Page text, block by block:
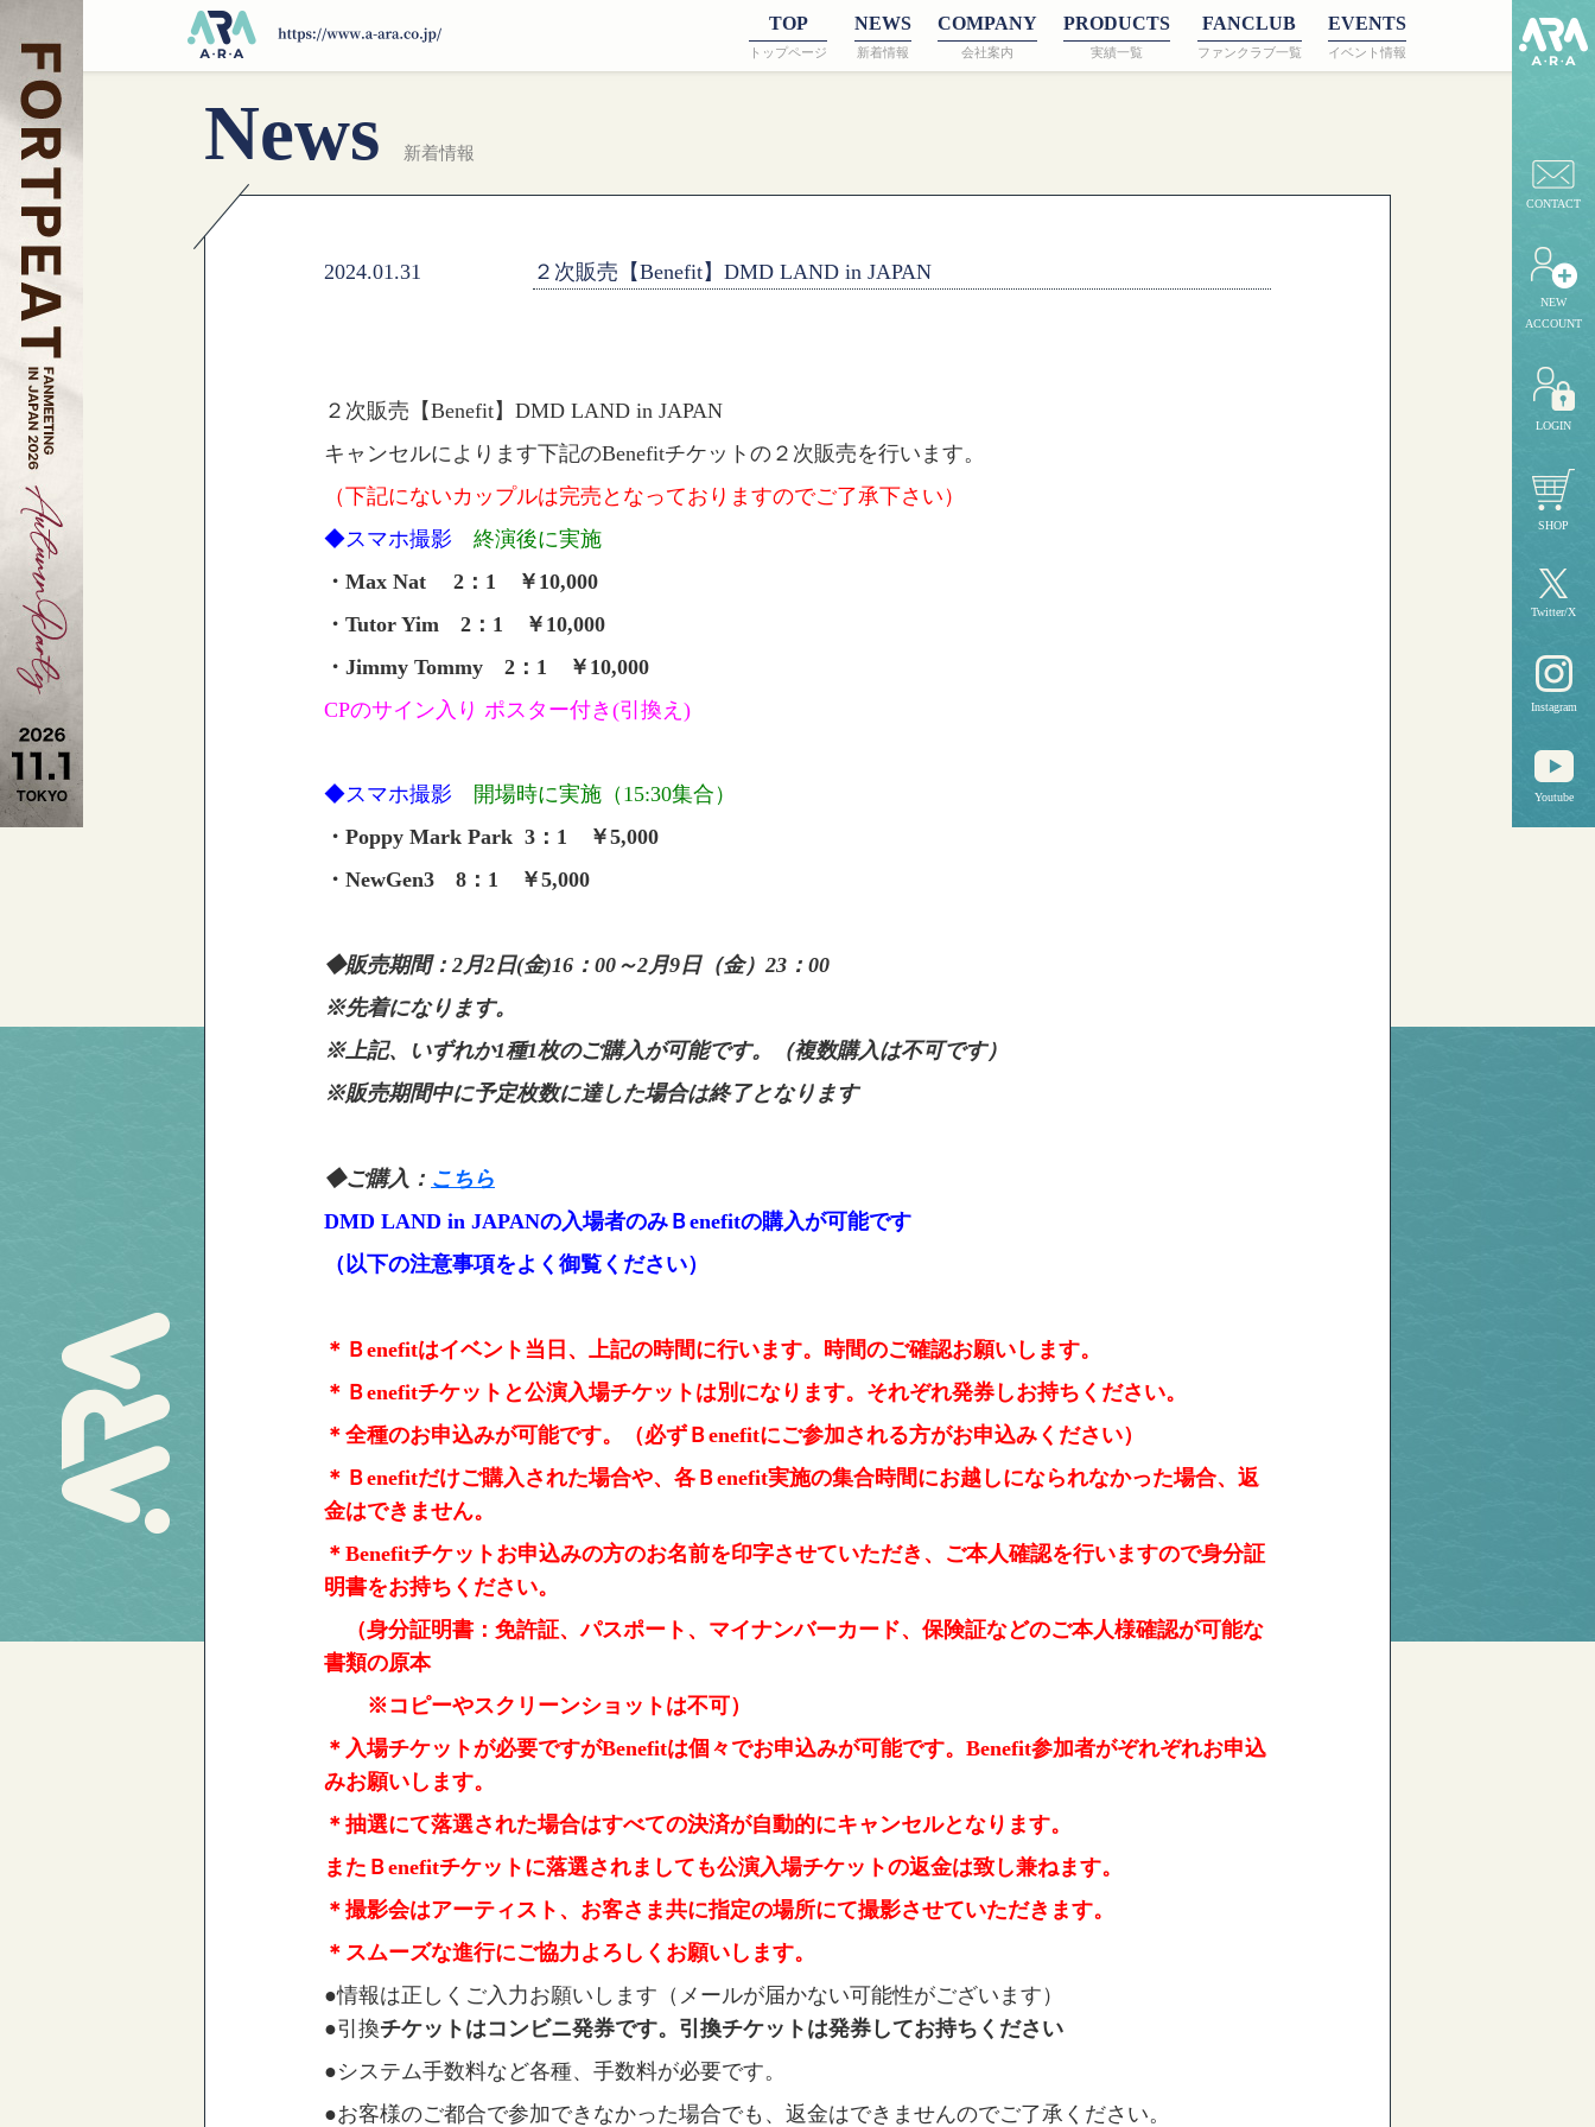
TOP
トップページ
NEWS
新着情報
COMPANY
会社案内
PRODUCTS
実績一覧
FANCLUB
ファンクラブ一覧
EVENTS
イベント情報
News 新着情報
2024.01.31 ２次販売【Benefit】DMD LAND in JAPAN
２次販売【Benefit】DMD LAND in JAPAN
キャンセルによります下記のBenefitチケットの２次販売を行います。
（下記にないカップルは完売となっておりますのでご了承下さい）
◆スマホ撮影
終演後に実施
・ Max Nat 2：1 ￥10,000
・ Tutor Yim 2：1 ￥10,000
・ Jimmy Tommy 2：1 ￥10,000
CPのサイン入り ポスター付き(引換え)
◆スマホ撮影
開場時に実施（15:30集合）
・ Poppy Mark Park 3 ：1 ￥5,000
・ NewGen3 8 ：1 ￥5,000
◆販売期間：2月2日(金)16：00～2月9日（金）23：00
※先着になります。
※上記、いずれか1種1枚のご購入が可能です。（複数購入は不可です）
※販売期間中に予定枚数に達した場合は終了となります
◆ご購入： こちら
DMD LAND in JAPANの入場者のみＢenefitの購入が可能です
（以下の注意事項をよく御覧ください）
＊Ｂenefitはイベント当日、上記の時間に行います。時間のご確認お願いします。
＊Ｂenefitチケットと公演入場チケットは別になります。それぞれ発券しお持ちください。
＊全種のお申込みが可能です。（必ずＢenefitにご参加される方がお申込みください）
＊Ｂenefitだけご購入された場合や、各Ｂenefit実施の集合時間にお越しになられなかった場合、返
金はできません。
＊Benefitチケットお申込みの方のお名前を印字させていただき、 ご本人確認を行いますので身分証
明書をお持ちください。
（身分証明書：免許証、パスポート、マイナンバーカード、保険証などのご本人様確認が可能な
書類の原本
※コピーやスクリーンショットは不可）
＊入場チケットが必要ですがBenefitは個々でお申込みが可能です。Benefit参加者がぞれぞれお申込
みお願いします。
＊抽選にて落選された場合はすべての決済が自動的にキャンセルとなります。
またＢenefitチケットに落選されましても公演入場チケットの返金は致し兼ねます。
＊撮影会はアーティスト、お客さま共に指定の場所にて撮影させていただきます。
＊スムーズな進行にご協力よろしくお願いします。
●情報は正しくご入力お願いします（メールが届かない可能性がございます）
●引換チケットはコンビニ発券です。引換チケットは発券してお持ちください
●システム手数料など各種、手数料が必要です。
●お客様のご都合で参加できなかった場合でも、返金はできませんのでご了承ください。
CONTACT
NEW
ACCOUNT
LOGIN
SHOP
Twitter/X
Instagram
Youtube